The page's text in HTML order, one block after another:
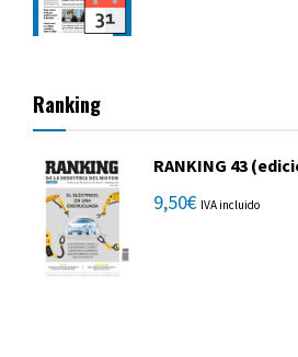
Ranking
RANKING 43
9,50€ IVA incluido